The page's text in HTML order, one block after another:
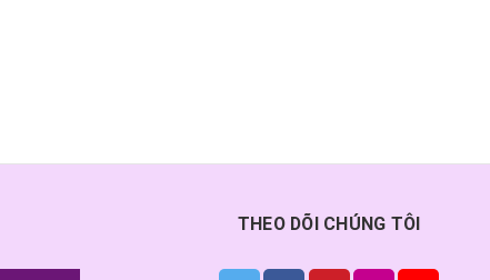
THEO DÕI CHÚNG TÔI